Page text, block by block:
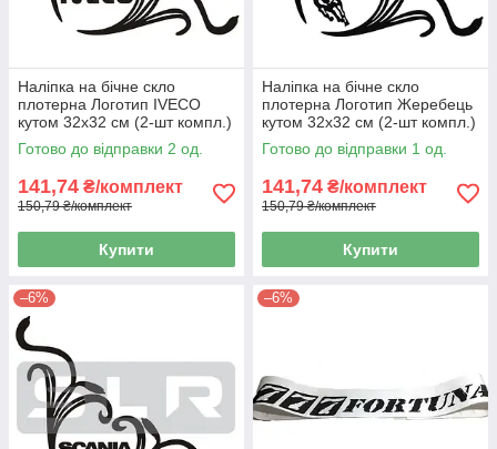
Наліпка на бічне скло
плотерна Логотип IVECO
кутом 32х32 см (2-шт компл.)
Готово до відправки 2 од.
141,74 ₴/комплект
150,79 ₴/комплект
Купити
Наліпка на бічне скло
плотерна Логотип Жеребець
кутом 32х32 см (2-шт компл.)
Готово до відправки 1 од.
141,74 ₴/комплект
150,79 ₴/комплект
Купити
–6% –6%